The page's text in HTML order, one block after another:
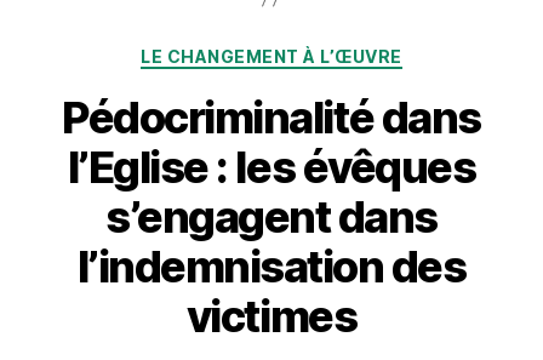
Catégories
LE CHANGEMENT À L’ŒUVRE
Pédocriminalité dans
l’Eglise : les évêques
s’engagent dans
l’indemnisation des
victimes